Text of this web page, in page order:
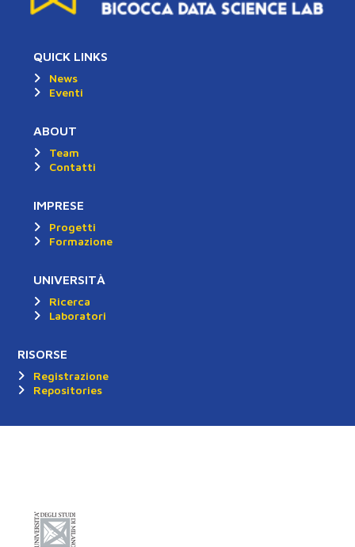
QUICK LINKS
News
Eventi
ABOUT
Team
Contatti
IMPRESE
Progetti
Formazione
UNIVERSITÀ
Ricerca
Laboratori
RISORSE
Registrazione
Repositories